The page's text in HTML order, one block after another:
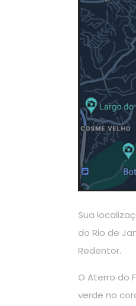
Sua
do Rio de
Redentor.
O Aterro do
verde no